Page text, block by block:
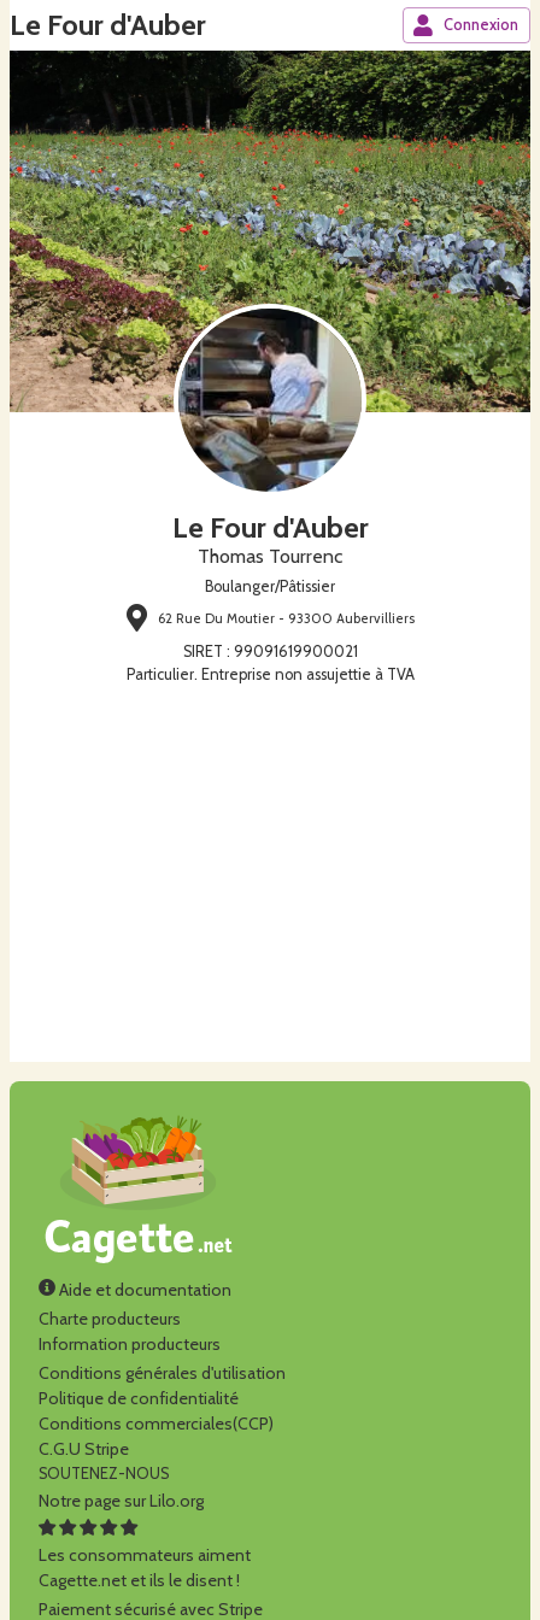
Le Four d'Auber Connexion
Le Four d'Auber
Thomas Tourrenc
Boulanger/Pâtissier
62 Rue Du Moutier - 93300 Aubervilliers
SIRET : 99091619900021
Particulier. Entreprise non assujettie à TVA
Aide et documentation
Charte producteurs
Information producteurs
Conditions générales d'utilisation
Politique de confidentialité
Conditions commerciales(CCP)
C.G.U Stripe
SOUTENEZ-NOUS
Notre page sur Lilo.org
Les consommateurs aiment
Cagette.net et ils le disent !
Paiement sécurisé avec Stripe